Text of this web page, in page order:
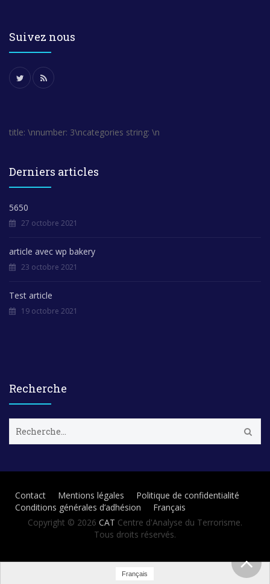
Suivez nous
title: \nnumber: 3\ncategories string: \n
Derniers articles
5650
27 octobre 2021
article avec wp bakery
23 octobre 2021
Test article
19 octobre 2021
Recherche
c
e
Contact Mentions légales
Politique de confidentialité
Conditions générales d’adhésion
Français
Copyright © 2026 CAT Centre d'Analyse du Terrorisme.
Tous droits réservés.
Français